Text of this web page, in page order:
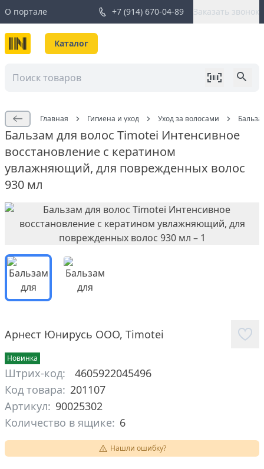
О портале +7 (914) 670-04-89 Заказать звонок
Каталог
Главная Гигиена и уход Уход за волосами
Бальзам для волос Timotei Интенсивное
восстановление с кератином
увлажняющий, для поврежденных волос
930 мл
Арнест Юнирусь ООО, Timotei
Новинка
Штрих-код:
4605922045496
Код товара: 201107
Артикул: 90025302
Количество в ящике: 6
Нашли ошибку?